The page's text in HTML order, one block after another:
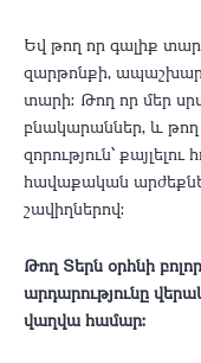
Եվ թող որ գալիք
զարթոնքի,
տարի։ Թող որ մեր
բնակարաններ, և թող
զորություն՝
հավաքական
շավիղներով։
Թող Տերն օրհնի
արդարությունը
վաղվա համար։